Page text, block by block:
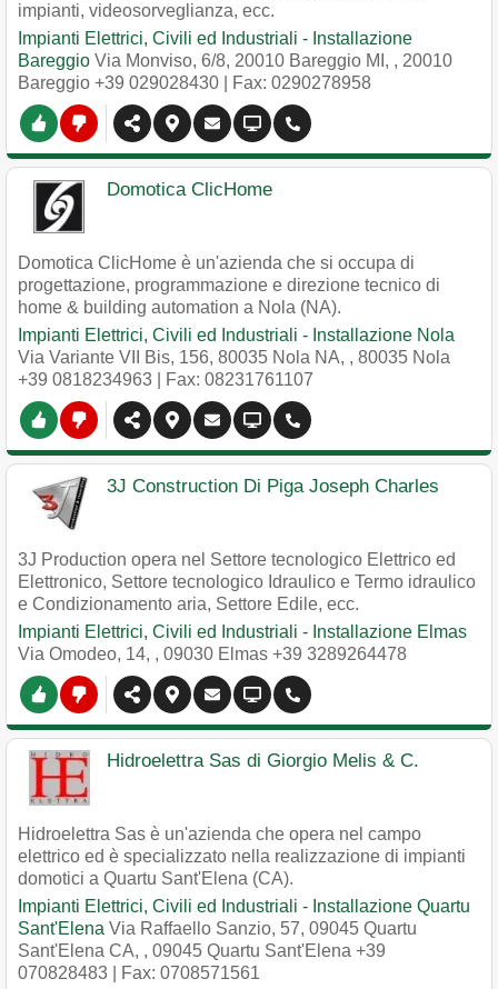
impianti, videosorveglianza, ecc.
Impianti Elettrici, Civili ed Industriali - Installazione
Bareggio Via Monviso, 6/8, 20010 Bareggio MI, , 20010
Bareggio +39 029028430 | Fax: 0290278958
Domotica ClicHome
Domotica ClicHome è un'azienda che si occupa di
progettazione, programmazione e direzione tecnico di
home & building automation a Nola (NA).
Impianti Elettrici, Civili ed Industriali - Installazione Nola
Via Variante VII Bis, 156, 80035 Nola NA, , 80035 Nola
+39 0818234963 | Fax: 08231761107
3J Construction Di Piga Joseph Charles
3J Production opera nel Settore tecnologico Elettrico ed
Elettronico, Settore tecnologico Idraulico e Termo idraulico
e Condizionamento aria, Settore Edile, ecc.
Impianti Elettrici, Civili ed Industriali - Installazione Elmas
Via Omodeo, 14, , 09030 Elmas +39 3289264478
Hidroelettra Sas di Giorgio Melis & C.
Hidroelettra Sas è un'azienda che opera nel campo
elettrico ed è specializzato nella realizzazione di impianti
domotici a Quartu Sant'Elena (CA).
Impianti Elettrici, Civili ed Industriali - Installazione Quartu
Sant'Elena Via Raffaello Sanzio, 57, 09045 Quartu
Sant'Elena CA, , 09045 Quartu Sant'Elena +39
070828483 | Fax: 0708571561